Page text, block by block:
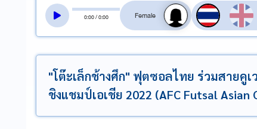
0:00/0:00
สลับเสียงอ่าน
"โต๊ะเล็กช้างศึก" ฟุตซอลไทย ร่วมสายคู
ชิงแชมป์เอเชีย 2022 (AFC Futsal Asian